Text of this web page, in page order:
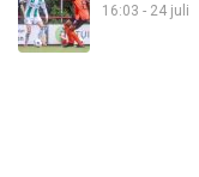
16:03 - 24 juli